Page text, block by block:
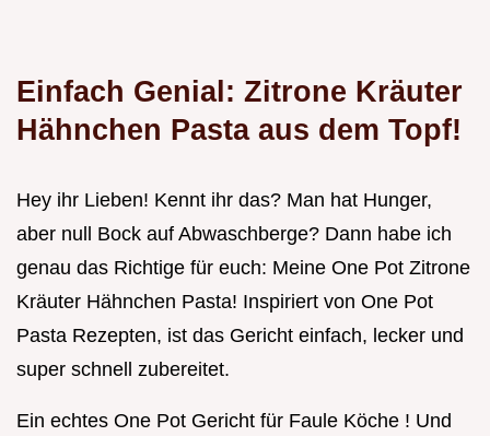
Einfach Genial: Zitrone Kräuter
Hähnchen Pasta aus dem Topf!
Hey ihr Lieben! Kennt ihr das? Man hat Hunger,
aber null Bock auf Abwaschberge? Dann habe ich
genau das Richtige für euch: Meine One Pot Zitrone
Kräuter Hähnchen Pasta! Inspiriert von One Pot
Pasta Rezepten, ist das Gericht einfach, lecker und
super schnell zubereitet.
Ein echtes One Pot Gericht für Faule Köche ! Und